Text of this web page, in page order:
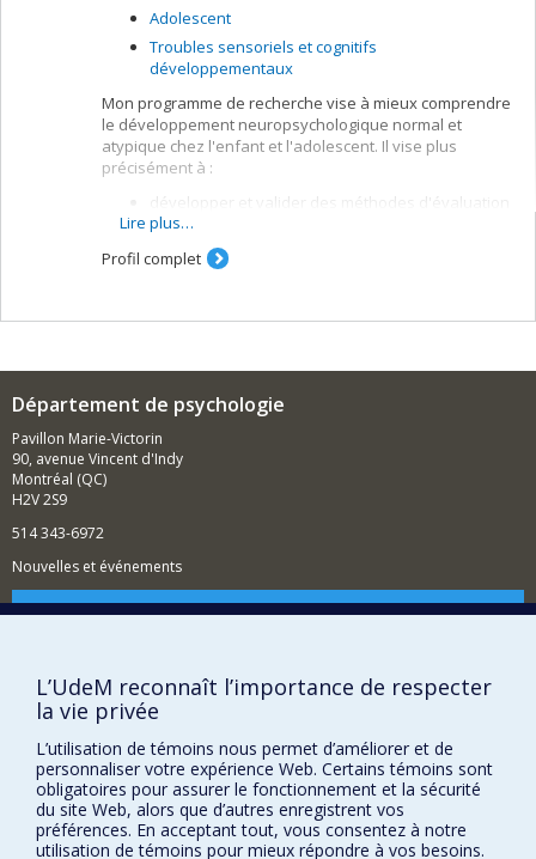
Adolescent
Troubles sensoriels et cognitifs
développementaux
Mon programme de recherche vise à mieux comprendre
le développement neuropsychologique normal et
atypique chez l'enfant et l'adolescent. Il vise plus
précisément à :
développer et valider des méthodes d'évaluation
et d'intervention auprès d'enfants qui présentent
des troubles neurodéveloppementaux, incluant
les troubles de l'attention, les troubles
développer et valider des méthodes d'analyse et
neuropsychologiques
Je m'intéresse également à la supervision clinique en
neuropsychologie en ce qui a trait aux pratiques et à
l'enseignement de la supervision.
Lire plus…
Profil complet
Département de psychologie
Pavillon Marie-Victorin
90, avenue Vincent d'Indy
Montréal (QC)
H2V 2S9
514 343-6972
Nouvelles et événements
Comment soutenir le Département?
Plan du site
Signaler une erreur
Accessibilité
FACULTÉ DES ARTS ET DES SCIENCES
Nos départements et écoles
L’UdeM reconnaît l’importance de respecter
la vie privée
L’utilisation de témoins nous permet d’améliorer et de
personnaliser votre expérience Web. Certains témoins sont
obligatoires pour assurer le fonctionnement et la sécurité
du site Web, alors que d’autres enregistrent vos
préférences. En acceptant tout, vous consentez à notre
utilisation de témoins pour mieux répondre à vos besoins.